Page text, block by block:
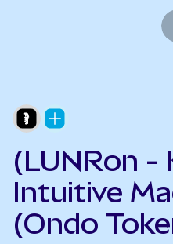
(LUNRon -
Intuitive
(Ondo